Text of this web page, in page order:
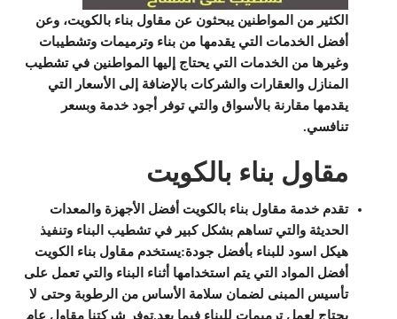
الكثير من المواطنين يبحثون عن مقاول بناء بالكويت، وعن
أفضل الخدمات التي يقدمها من بناء وترميمات وتشطيبات
وغيرها من الخدمات التي يحتاج إليها المواطنين في تشطيب
المنازل والعقارات والشركات بالإضافة إلى الأسعار التي
يقدمها مقارنة بالأسواق والتي توفر أجود خدمة وبسعر
تنافسي.
مقاول بناء بالكويت
تقدم خدمة مقاول بناء بالكويت أفضل الأجهزة والمعدات
الحديثة والتي تساهم بشكل كبير في تشطيب البناء وتنفيذ
هيكل اسود للبناء بأفضل جودة:يستخدم مقاول بناء الكويت
أفضل المواد التي يتم استخدامها أثناء البناء والتي تعمل على
تأسيس المبنى لضمان سلامة الأساس من الرطوبة وحتى لا
يحتاج لعمل ترميمات للبناء فيما بعد.توفر شركتنا مقاول عام